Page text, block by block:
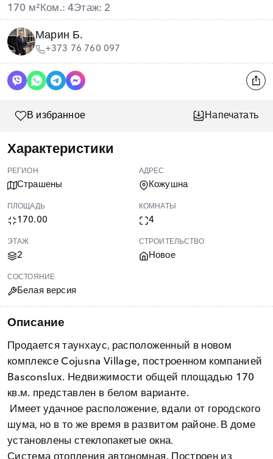
170 м² Ком.: 4Этаж: 2
Марин Б.
+373 76 760 097
В избранное Напечатать
Характеристики
РЕГИОН
Страшены
АДРЕС
Кожушна
ПЛОЩАДЬ
170.00
КОМНАТЫ
4
ЭТАЖ
2
СТРОИТЕЛЬСТВО
Новое
СОСТОЯНИЕ
Белая версия
Описание
Продается таунхаус, расположенный в новом
комплексе Cojusna Village, построенном компанией
Basconslux. Недвижимости общей площадью 170
кв.м. представлен в белом варианте.
Имеет удачное расположение, вдали от городского
шума, но в то же время в развитом районе. В доме
установлены стеклопакетые окна.
Система отопления автономная.Построен из